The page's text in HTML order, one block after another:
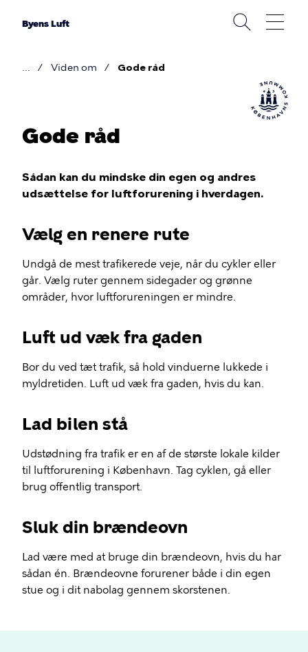
Byens Luft
Viden om Gode råd
Gode råd
Sådan kan du mindske din egen og andres
udsættelse for luftforurening i hverdagen.
Vælg en renere rute
Undgå de mest trafikerede veje, når du cykler eller
går. Vælg ruter gennem sidegader og grønne
områder, hvor luftforureningen er mindre.
Luft ud væk fra gaden
Bor du ved tæt trafik, så hold vinduerne lukkede i
myldretiden. Luft ud væk fra gaden, hvis du kan.
Lad bilen stå
Udstødning fra trafik er en af de største lokale kilder
til luftforurening i København. Tag cyklen, gå eller
brug offentlig transport.
Sluk din brændeovn
Lad være med at bruge din brændeovn, hvis du har
sådan én. Brændeovne forurener både i din egen
stue og i dit nabolag gennem skorstenen.